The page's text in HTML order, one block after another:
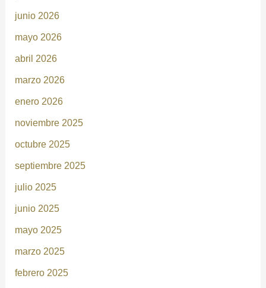
junio 2026
mayo 2026
abril 2026
marzo 2026
enero 2026
noviembre 2025
octubre 2025
septiembre 2025
julio 2025
junio 2025
mayo 2025
marzo 2025
febrero 2025